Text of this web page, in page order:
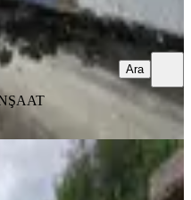
Ara
Kayabaşı
2 Katlı Müstakil Ev